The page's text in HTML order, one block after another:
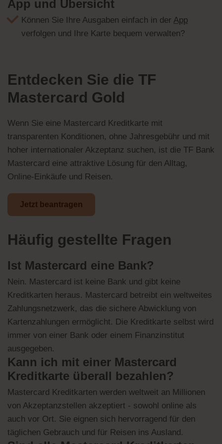
App und Übersicht
Können Sie Ihre Ausgaben einfach in der App
verfolgen und Ihre Karte bequem verwalten?
Entdecken Sie die TF
Mastercard Gold
Wenn Sie eine Mastercard Kreditkarte mit
transparenten Konditionen, ohne Jahresgebühr und mit
hoher internationaler Akzeptanz suchen, ist die TF Bank
Mastercard eine attraktive Lösung für den Alltag,
Online-Einkäufe und Reisen.
Jetzt beantragen
Häufig gestellte Fragen
Ist Mastercard eine Bank?
Nein. Mastercard ist keine Bank und gibt keine
Kreditkarten heraus. Mastercard betreibt ein weltweites
Zahlungsnetzwerk, das die sichere Abwicklung von
Kartenzahlungen ermöglicht. Die Kreditkarte selbst wird
immer von einer Bank oder einem Finanzinstitut
ausgegeben.
Kann ich mit einer Mastercard
Kreditkarte überall bezahlen?
Mastercard Kreditkarten werden weltweit an Millionen
von Akzeptanzstellen akzeptiert - sowohl online als
auch vor Ort. Sie eignen sich hervorragend für den
täglichen Gebrauch und für Reisen ins Ausland.